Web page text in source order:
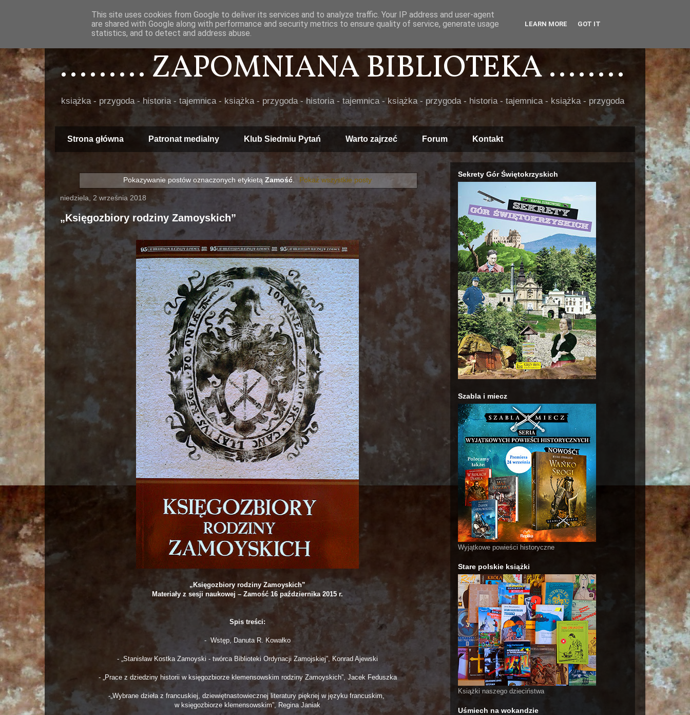
......... ZAPOMNIANA BIBLIOTEKA ........
książka - przygoda - historia - tajemnica - książka - przygoda - historia - tajemnica - książka - przygoda - historia - tajemnica - książka - przygoda
Strona główna Patronat medialny Klub Siedmiu Pytań Warto zajrzeć Forum Kontakt
Pokazywanie postów oznaczonych etykietą Zamość. Pokaż wszystkie posty
niedziela, 2 września 2018
„Księgozbiory rodziny Zamoyskich”
„Księgozbiory rodziny Zamoyskich”
Materiały z sesji naukowej – Zamość 16 października 2015 r.
Spis treści:
- Wstęp, Danuta R. Kowałko
- „Stanisław Kostka Zamoyski - twórca Biblioteki Ordynacji Zamojskiej”, Konrad Ajewski
- „Prace z dziedziny historii w księgozbiorze klemensowskim rodziny Zamoyskich”, Jacek Feduszka
-„Wybrane dzieła z francuskiej, dziewiętnastowiecznej literatury pięknej w języku francuskim,
w księgozbiorze klemensowskim”, Regina Janiak
Sekrety Gór Świętokrzyskich
Szabla i miecz
Wyjątkowe powieści historyczne
Stare polskie książki
Książki naszego dzieciństwa
Uśmiech na wokandzie
This site uses cookies from Google to deliver its services and to analyze traffic. Your IP address and user-agent
are shared with Google along with performance and security metrics to ensure quality of service, generate usage
statistics, and to detect and address abuse.
LEARN MORE GOT IT